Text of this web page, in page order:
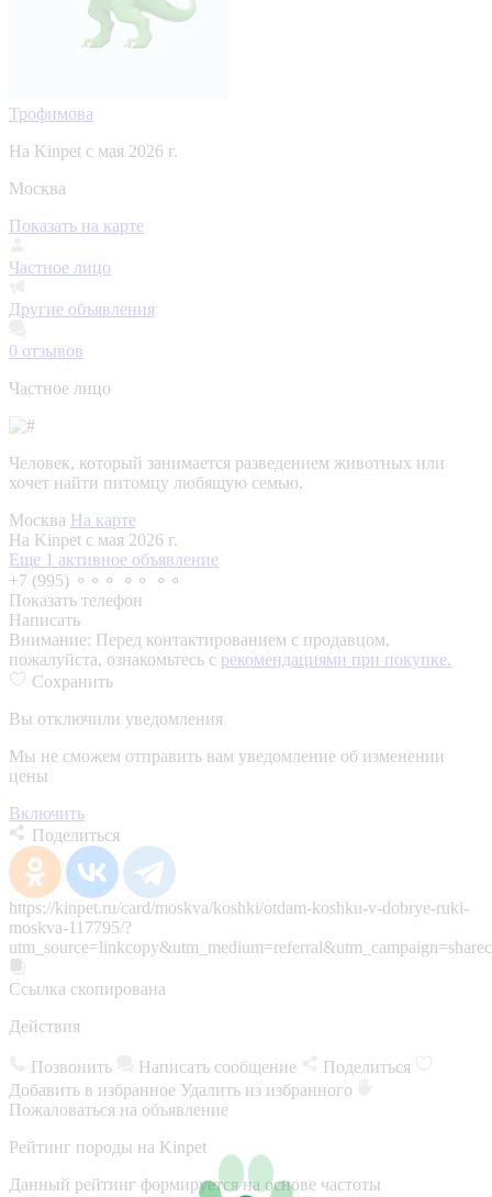
Трофимова
На Kinpet c мая 2026 г.
Москва
Показать на карте
Частное лицо
Другие объявления
0 отзывов
Частное лицо
Человек, который занимается разведением животных или
хочет найти питомцу любящую семью.
Москва На карте
На Kinpet c мая 2026 г.
Еще 1 активное объявление
+7 (995) ⚬⚬⚬ ⚬⚬ ⚬⚬
Показать телефон
Написать
Внимание: Перед контактированием с продавцом,
пожалуйста, ознакомьтесь с рекомендациями при покупке.
Сохранить
Вы отключили уведомления
Мы не сможем отправить вам уведомление об изменении
цены
Включить
Поделиться
https://kinpet.ru/card/moskva/koshki/otdam-koshku-v-dobrye-ruki-
moskva-117795/?
Ссылка скопирована
Действия
Позвонить Написать сообщение
Поделиться
Добавить в избранное Удалить из избранного
Пожаловаться на объявление
Рейтинг породы на Kinpet
Данный рейтинг формируется на основе частоты